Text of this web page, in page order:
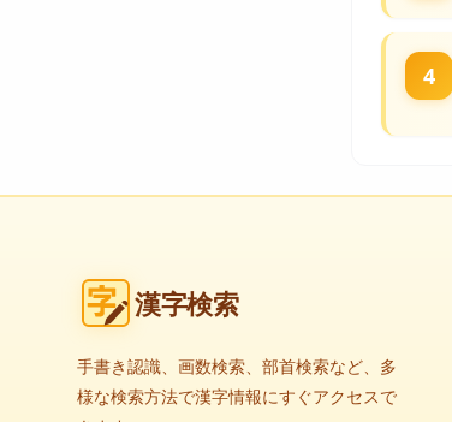
4
漢字検索
手書き認識、画数検索、部首検索など、多
様な検索方法で漢字情報にすぐアクセスで